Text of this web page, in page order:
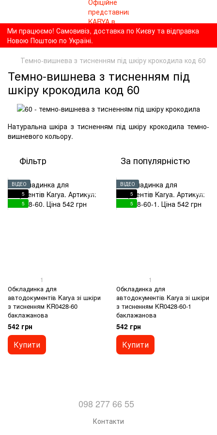
Ми працюємо! Самовивіз, доставка по Києву та відправка
Новою Поштою по Україні.
Темно-вишнева з тисненням під шкіру крокодила код 60
Темно-вишнева з тисненням під
шкіру крокодила код 60
Натуральна шкіра з тисненням під шкіру крокодила темно-
вишневого кольору.
Фільтр За популярністю
ВІДЕО
5
5
1
Обкладинка для
автодокументів Karya зі шкіри
з тисненням KR0428-60
баклажанова
542 грн
Купити
ВІДЕО
5
5
1
Обкладинка для
автодокументів Karya зі шкіри
з тисненням KR0428-60-1
баклажанова
542 грн
Купити
098 277 66 55
Контакти